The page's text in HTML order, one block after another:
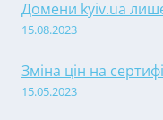
Домени kyiv.ua
15.08.2023
Зміна цін на
15.05.2023